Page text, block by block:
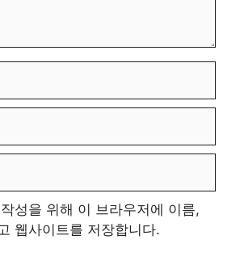
성을 위해 이 브라우저에 이름,
웹사이트를 저장합니다.